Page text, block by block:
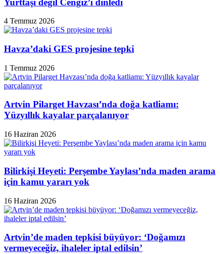
4 Temmuz 2026
Havza’daki GES projesine tepki
1 Temmuz 2026
Artvin Pilarget Havzası’nda doğa katliamı:
Yüzyıllık kayalar parçalanıyor
16 Haziran 2026
Bilirkişi Heyeti: Perşembe Yaylası’nda maden arama
için kamu yararı yok
16 Haziran 2026
Artvin’de maden tepkisi büyüyor: ‘Doğamızı
vermeyeceğiz, ihaleler iptal edilsin’